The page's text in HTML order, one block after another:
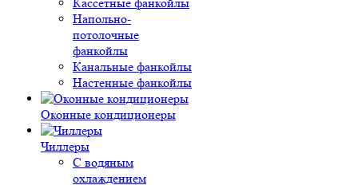
Напольно-
потолочные
фанкойлы
Канальные фанкойлы
Настенные фанкойлы
Оконные кондиционеры
Чиллеры
С водяным
охлаждением